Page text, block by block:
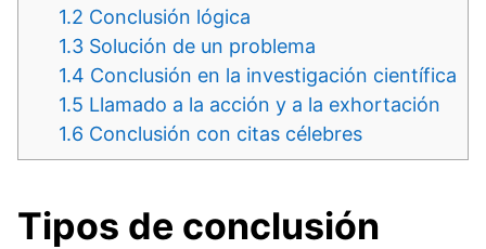
1.2 Conclusión lógica
1.3 Solución de un problema
1.4 Conclusión en la investigación científica
1.5 Llamado a la acción y a la exhortación
1.6 Conclusión con citas célebres
Tipos de conclusión